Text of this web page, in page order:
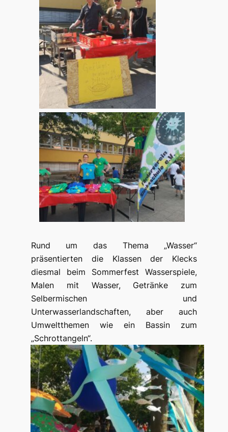
Rund um das Thema „Wasser“
präsentierten die Klassen der Klecks
diesmal beim Sommerfest Wasserspiele,
Malen mit Wasser, Getränke zum
Selbermischen und
Unterwasserlandschaften, aber auch
Umweltthemen wie ein Bassin zum
„Schrottangeln“.